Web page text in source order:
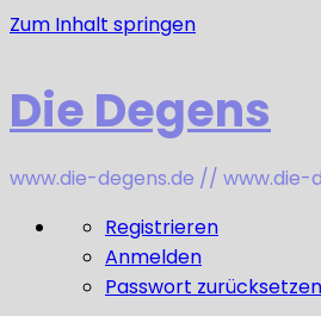
Zum Inhalt springen
Die Degens
www.die-degens.de // www.die-
Registrieren
Anmelden
Passwort zurücksetzen